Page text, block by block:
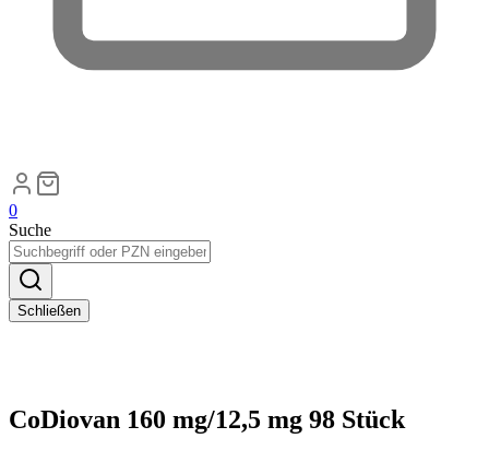
0
Suche
Schließen
CoDiovan 160 mg/12,5 mg 98 Stück